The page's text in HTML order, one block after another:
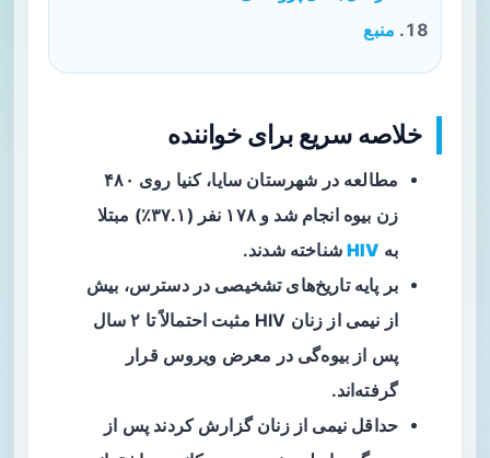
منبع
خلاصه سریع برای خواننده
مطالعه
در شهرستان سایا، کنیا روی ۴۸۰
زن بیوه انجام شد و ۱۷۸ نفر (۳۷.۱٪) مبتلا
به HIVشناخته شدند.
بر پایه تاریخ‌های تشخیصی در دسترس، بیش
از نیمی از زنان HIV مثبت احتمالاً تا ۲ سال
پس از بیوه‌گی در معرض ویروس قرار
گرفته‌اند.
حداقل نیمی از زنان گزارش کردند پس از